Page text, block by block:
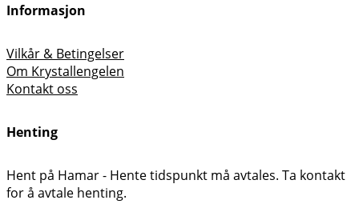
Informasjon
Vilkår & Betingelser
Om Krystallengelen
Kontakt oss
Henting
Hent på Hamar - Hente tidspunkt må avtales. Ta kontakt
for å avtale henting.